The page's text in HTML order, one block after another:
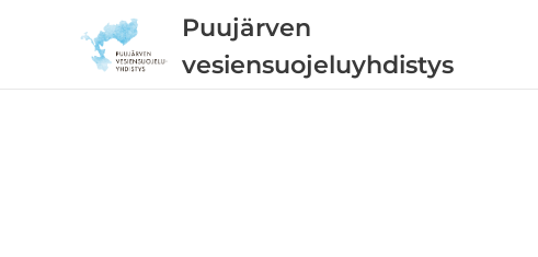
Puujärven
vesiensuojeluyhdistys